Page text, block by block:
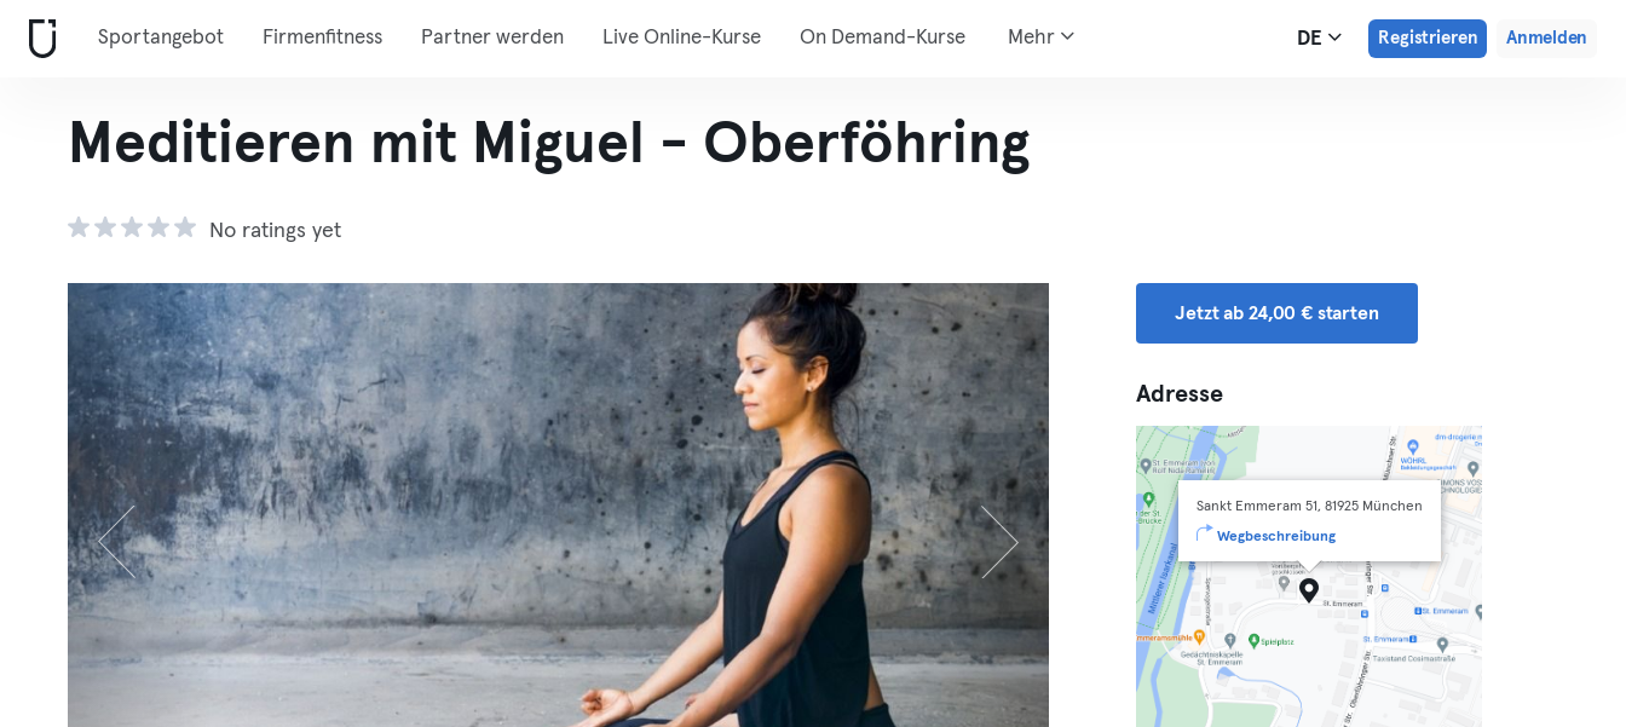
Sportangebot Firmenfitness Partner werden Live Online-Kurse On Demand-Kurse Mehr DE Registrieren Anmelden
Meditieren mit Miguel - Oberföhring
No ratings yet
Jetzt ab 24,00 € starten
Adresse
Sankt Emmeram 51, 81925 München
Wegbeschreibung